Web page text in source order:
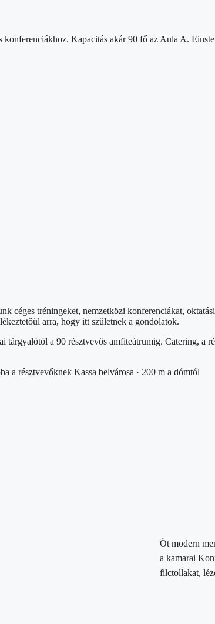
Kapacitás akár 90 fő az Aula A.
tréningeket, nemzetközi konferenciákat,
arra, hogy itt születnek a gondolatok.
a 90 résztvevős amfiteátrumig. Catering, a
a résztvevőknek Kassa belvárosa · 200 m a dómtól
Öt modern
a kamarai
filctollakat,